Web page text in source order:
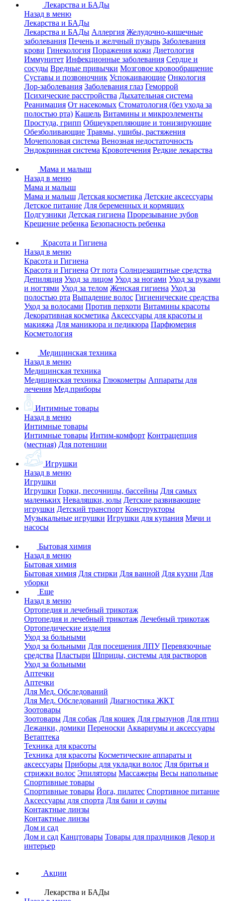
Лекарства и БАДы
Назад в меню
Лекарства и БАДы
Лекарства и БАДы Аллергия Желудочно-кишечные
заболевания Печень и желчный пузырь Заболевания
крови Гинекология Поражения кожи Диетология
Иммунитет Инфекционные заболевания Сердце и
сосуды Вредные привычки Мозговое кровообращение
Суставы и позвоночник Успокаивающие Онкология
Лор-заболевания Заболевания глаз Геморрой
Психические расстройства Дыхательная система
Реанимация От насекомых Стоматология (без ухода за
полостью рта) Кашель Витамины и микроэлементы
Простуда, грипп Общеукрепляющие и тонизирующие
Обезболивающие Травмы, ушибы, растяжения
Мочеполовая система Венозная недостаточность
Эндокринная система Кровотечения Редкие лекарства
Мама и малыш
Назад в меню
Мама и малыш
Мама и малыш Детская косметика Детские аксессуары
Детское питание Для беременных и кормящих
Подгузники Детская гигиена Прорезывание зубов
Крещение ребенка Безопасность ребенка
Красота и Гигиена
Назад в меню
Красота и Гигиена
Красота и Гигиена От пота Солнцезащитные средства
Депиляция Уход за лицом Уход за ногами Уход за руками
и ногтями Уход за телом Женская гигиена Уход за
полостью рта Выпадение волос Гигиенические средства
Уход за волосами Против перхоти Витамины красоты
Декоративная косметика Аксессуары для красоты и
макияжа Для маникюра и педикюра Парфюмерия
Косметология
Медицинская техника
Назад в меню
Медицинская техника
Медицинская техника Глюкометры Аппараты для
лечения Мед.приборы
Интимные товары
Назад в меню
Интимные товары
Интимные товары Интим-комфорт Контрацепция
(местная) Для потенции
Игрушки
Назад в меню
Игрушки
Игрушки Горки, песочницы, бассейны Для самых
маленьких Неваляшки, юлы Детские развивающие
игрушки Детский транспорт Конструкторы
Музыкальные игрушки Игрушки для купания Мячи и
насосы
Бытовая химия
Назад в меню
Бытовая химия
Бытовая химия Для стирки Для ванной Для кухни Для
уборки
Еще
Назад в меню
Ортопедия и лечебный трикотаж
Ортопедия и лечебный трикотаж Лечебный трикотаж
Ортопедические изделия
Уход за больными
Уход за больными Для посещения ЛПУ Перевязочные
средства Пластыри Шприцы, системы для растворов
Уход за больными
Аптечки
Аптечки
Для Мед. Обследований
Для Мед. Обследований Диагностика ЖКТ
Зоотовары
Зоотовары Для собак Для кошек Для грызунов Для птиц
Лежанки, домики Переноски Аквариумы и аксессуары
Ветаптека
Техника для красоты
Техника для красоты Косметические аппараты и
аксессуары Приборы для укладки волос Для бритья и
стрижки волос Эпиляторы Массажеры Весы напольные
Спортивные товары
Спортивные товары Йога, пилатес Спортивное питание
Аксессуары для спорта Для бани и сауны
Контактные линзы
Контактные линзы
Дом и сад
Дом и сад Канцтовары Товары для праздников Декор и
интерьер
Акции
Лекарства и БАДы